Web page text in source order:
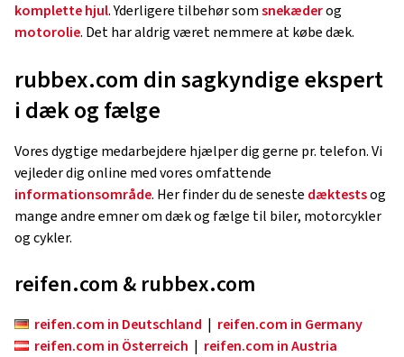
komplette hjul. Yderligere tilbehør somsnekæderog
motorolie. Det har aldrig været nemmere at købe dæk.
rubbex.com din sagkyndige ekspert
i dæk og fælge
Vores dygtige medarbejdere hjælper dig gerne pr. telefon. Vi
vejleder dig online med vores omfattende
informationsområde. Her finder du de seneste dæktestsog
mange andre emner om dæk og fælge til biler, motorcykler
og cykler.
reifen.com & rubbex.com
reifen.com in Deutschland | reifen.com in Germany
reifen.com in Österreich | reifen.com in Austria